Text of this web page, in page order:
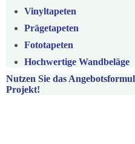
Vinyltapeten
Prägetapeten
Fototapeten
Hochwertige Wandbeläge
Nutzen Sie das
Projekt!